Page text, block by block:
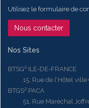
Utilisez le formulaire de
Nous contacter
Nos Sites
BTSG² ILE-DE-FRANCE
15, Rue de l'Hôtel ville
BTGS² PACA
51, Rue Maréchal